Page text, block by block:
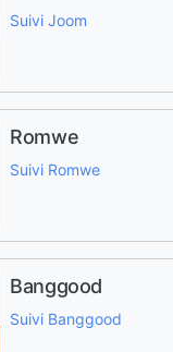
Suivi Joom
Romwe
Suivi Romwe
Banggood
Suivi Banggood